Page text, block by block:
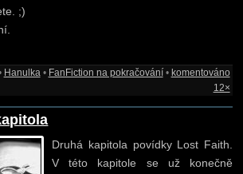
;)
Hanulka• FanFiction na pokračování• komentováno
12×
Druhá kapitola povídky Lost Faith.
V této kapitole se už konečně